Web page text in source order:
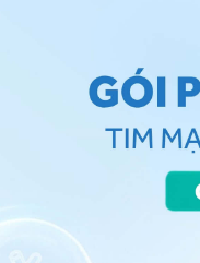
bám có thể bị ngứa
kỳ vị trí nào trên cơ
tay
tay và móng chân.
trọng hơn thì có